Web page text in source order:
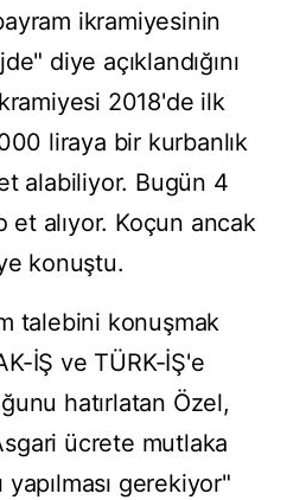
ikramiyesinin
diye açıklandığını
2018'de ilk
liraya bir kurbanlık
alabiliyor. Bugün 4
alıyor. Koçun ancak
konuştu.
talebini konuşmak
İŞ ve TÜRK-İŞ'e
hatırlatan Özel,
ücrete mutlaka
gerekiyor"